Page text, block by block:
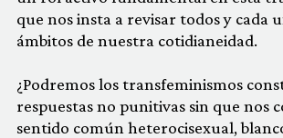
que nos insta a revisar todos y cada
ámbitos de nuestra cotidianeidad.
¿Podremos los transfeminismos
respuestas no punitivas sin que nos
sentido común heterocisexual,